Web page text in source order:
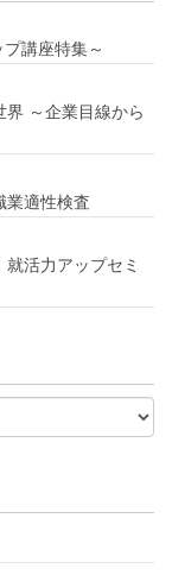
講座特集～
界 ～企業目線から
業適性検査
就活力アップセミ